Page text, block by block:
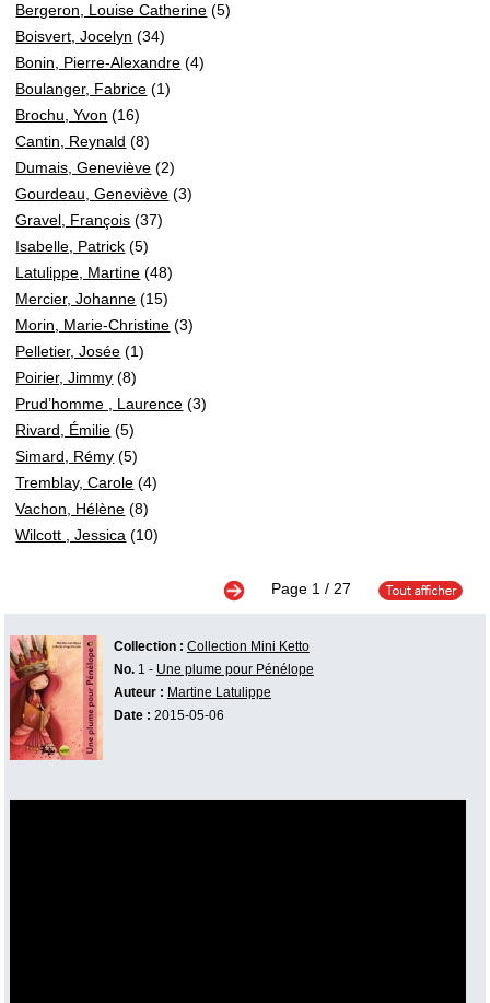
Bergeron, Louise Catherine (5)
Boisvert, Jocelyn (34)
Bonin, Pierre-Alexandre (4)
Boulanger, Fabrice (1)
Brochu, Yvon (16)
Cantin, Reynald (8)
Dumais, Geneviève (2)
Gourdeau, Geneviève (3)
Gravel, François (37)
Isabelle, Patrick (5)
Latulippe, Martine (48)
Mercier, Johanne (15)
Morin, Marie-Christine (3)
Pelletier, Josée (1)
Poirier, Jimmy (8)
Prud’homme , Laurence (3)
Rivard, Émilie (5)
Simard, Rémy (5)
Tremblay, Carole (4)
Vachon, Hélène (8)
Wilcott , Jessica (10)
Page 1/ 27
Collection : Collection Mini Ketto
No.1 - Une plume pour Pénélope
Auteur : Martine Latulippe
Date : 2015-05-06